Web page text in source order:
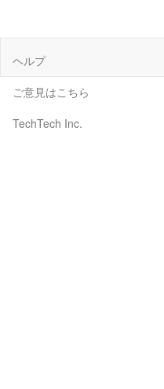
ヘルプ
ご意見はこちら
TechTech Inc.